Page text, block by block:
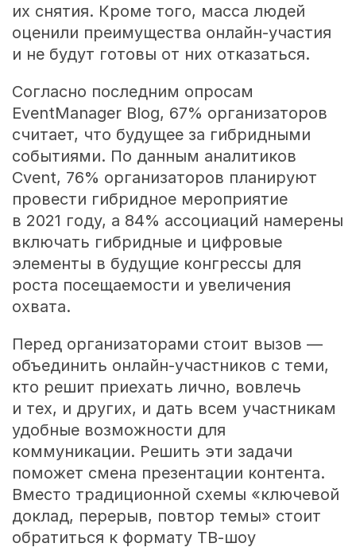
их снятия. Кроме того, масса людей
оценили преимущества онлайн-участия
и не будут готовы от них отказаться.
Согласно последним опросам
EventManager Blog, 67% организаторов
считает, что будущее за гибридными
событиями. По данным аналитиков
Cvent, 76% организаторов планируют
провести гибридное мероприятие
в 2021 году, а 84% ассоциаций намерены
включать гибридные и цифровые
элементы в будущие конгрессы для
роста посещаемости и увеличения
охвата.
Перед организаторами стоит вызов —
объединить онлайн-участников с теми,
кто решит приехать лично, вовлечь
и тех, и других, и дать всем участникам
удобные возможности для
коммуникации. Решить эти задачи
поможет смена презентации контента.
Вместо традиционной схемы «ключевой
доклад, перерыв, повтор темы» стоит
обратиться к формату ТВ-шоу